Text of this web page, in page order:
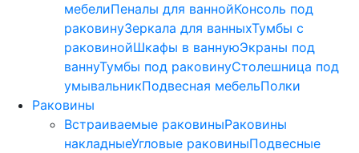
мебелиПеналы для ваннойКонсоль под
раковинуЗеркала для ванныхТумбы с
раковинойШкафы в ваннуюЭкраны под
ваннуТумбы под раковинуСтолешница под
умывальникПодвесная мебельПолки
Раковины
Встраиваемые раковиныРаковины
накладныеУгловые раковиныПодвесные